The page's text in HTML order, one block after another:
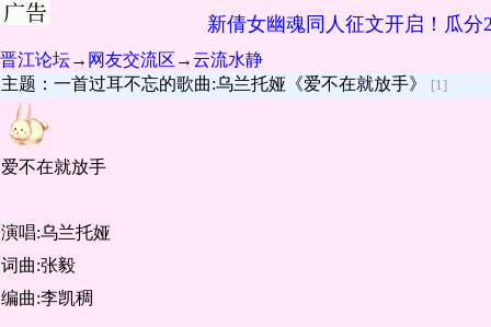
新倩女幽魂同人征文开启！瓜分
晋江论坛→ 网友交流区 →云流水静
主题：一首过耳不忘的歌曲:乌兰托娅《爱不在就放手》
[1]
爱不在就放手
演唱:乌兰托娅
词曲:张毅
编曲:李凯稠